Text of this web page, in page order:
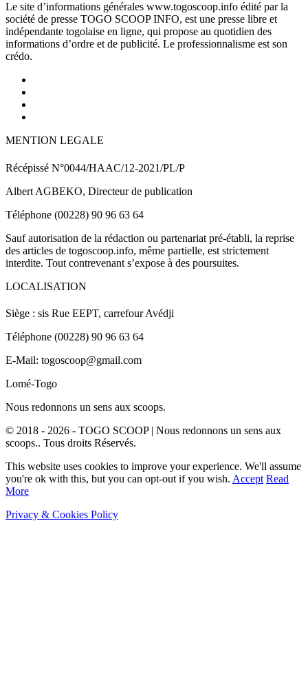
Le site d’informations générales www.togoscoop.info édité par la
société de presse TOGO SCOOP INFO, est une presse libre et
indépendante togolaise en ligne, qui propose au quotidien des
informations d’ordre et de publicité. Le professionnalisme est son
crédo.
MENTION LEGALE
Récépissé N°0044/HAAC/12-2021/PL/P
Albert AGBEKO, Directeur de publication
Téléphone (00228) 90 96 63 64
Sauf autorisation de la rédaction ou partenariat pré-établi, la reprise
des articles de togoscoop.info, même partielle, est strictement
interdite. Tout contrevenant s’expose à des poursuites.
LOCALISATION
Siège : sis Rue EEPT, carrefour Avédji
Téléphone (00228) 90 96 63 64
E-Mail: togoscoop@gmail.com
Lomé-Togo
Nous redonnons un sens aux scoops.
© 2018 - 2026 - TOGO SCOOP | Nous redonnons un sens aux
scoops.. Tous droits Réservés.
This website uses cookies to improve your experience. We'll assume
you're ok with this, but you can opt-out if you wish. Accept Read
More
Privacy & Cookies Policy